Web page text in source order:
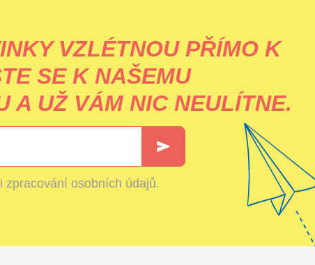
VZLÉTNOU PŘÍMO K
SE K NAŠEMU
A UŽ VÁM NIC NEULÍTNE.
zpracování osobních údajů.